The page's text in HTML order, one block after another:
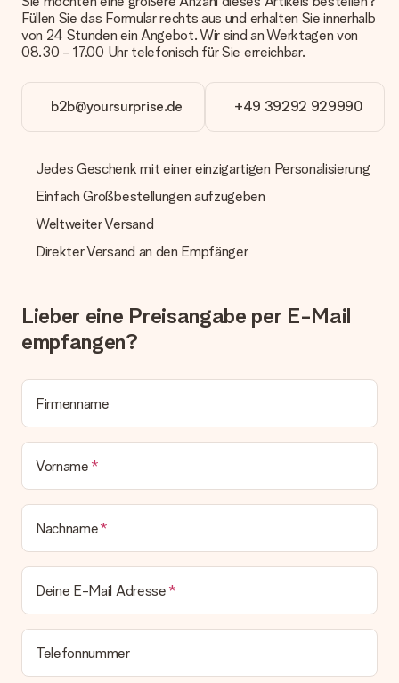
Zahlung
Wie kann ich meine Bestellung bezahlen?
mit normaler Überweisung, Sofortüberweisung, Paypal,
Kreditkarte oder auf Rechnung über Klarna. Bei einer
manuellen Überweisung verlängert sich die Lieferzeit des
Geschenks jedoch um 3 Werktage.
Geschenk empfangen
Was, wenn das Geschenk meine Erwartungen nicht
erfüllt?
Sollte das Geschenk wider Erwarten deine Erwartungen nicht
erfüllen, bitten wir dich, unseren Kundenservice zu
Wird die Rechnung mit der Bestellung mitverschickt?
Alle Lieferungen erfolgen ohne Rechnung und/oder
Lieferschein. Die Rechnung zu deiner Bestellung erhältst du
deinem MySurprise Account einsehen. Du kannst das
Geschenk also direkt beim Empfänger liefern lassen und es
Füllen Sie das Formular rechts aus und erhalten Sie innerhalb
von 24 Stunden ein Angebot. Wir sind an Werktagen von
08.30 - 17.00 Uhr telefonisch für Sie erreichbar.
b2b@yoursurprise.de +49 39292 929990
Jedes Geschenk mit einer einzigartigen Personalisierung
Einfach Großbestellungen aufzugeben
Weltweiter Versand
Direkter Versand an den Empfänger
Lieber eine Preisangabe per E-Mail
empfangen?
Firmenname
Vorname
Nachname
Deine E-Mail Adresse
Telefonnummer